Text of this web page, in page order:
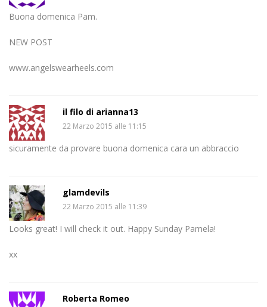
Buona domenica Pam.
NEW POST
www.angelswearheels.com
il filo di arianna13
22 Marzo 2015 alle 11:15
sicuramente da provare buona domenica cara un abbraccio
glamdevils
22 Marzo 2015 alle 11:39
Looks great! I will check it out. Happy Sunday Pamela!
xx
Roberta Romeo